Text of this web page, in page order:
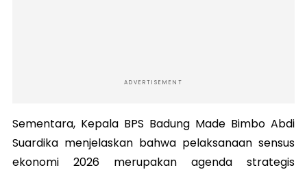
ADVERTISEMENT
Sementara, Kepala BPS Badung Made Bimbo Abdi
Suardika menjelaskan bahwa pelaksanaan sensus
ekonomi 2026 merupakan agenda strategis